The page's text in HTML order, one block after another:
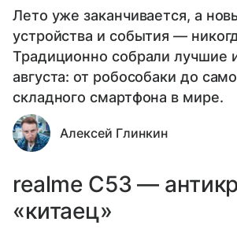
Лето уже заканчивается, а
устройства и события —
Традиционно собрали лучшие
августа: от робособаки до
складного смартфона в мире.
Алексей Глинкин
realme C53 —
«китаец»